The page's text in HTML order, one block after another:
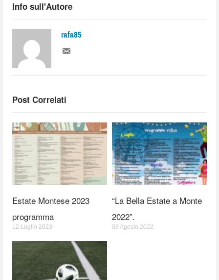
Info sull'Autore
rafa85
Post Correlati
Estate Montese 2023
programma
12 Luglio 2023
“La Bella Estate a Monte
2022”.
08 Agosto 2022